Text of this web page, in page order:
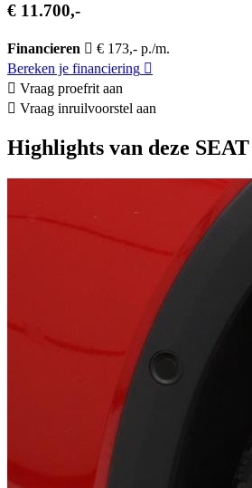
€ 11.700,-
Financieren
€ 173,- p./m.
Bereken je financiering
Vraag proefrit aan
Vraag inruilvoorstel aan
Highlights van deze